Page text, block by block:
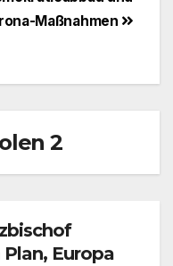
Maßnahmen
2
Europa